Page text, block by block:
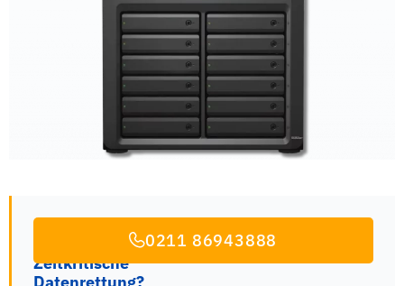
Zeitkritische
Datenrettung?
0211 86943888